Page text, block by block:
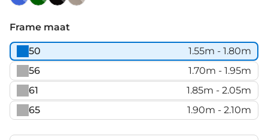
Blue
Matt
Green
Metallic
Matt
Black
Matt
Grey
Matt
Frame maat
50
1.55m - 1.80m
56
1.70m - 1.95m
61
1.85m - 2.05m
65
1.90m - 2.10m